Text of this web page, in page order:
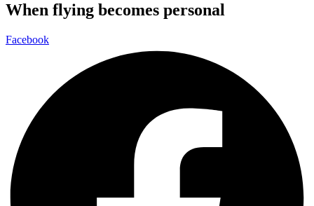
When flying becomes personal
Facebook